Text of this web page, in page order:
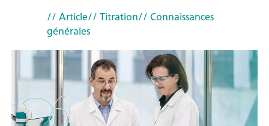
// Article// Titration// Connaissances
générales